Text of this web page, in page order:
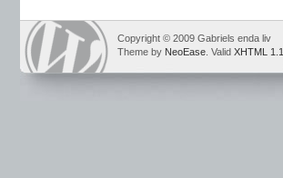
Copyright © 2009 Gabriels enda liv
Theme by NeoEase . Valid XHTML 1.1